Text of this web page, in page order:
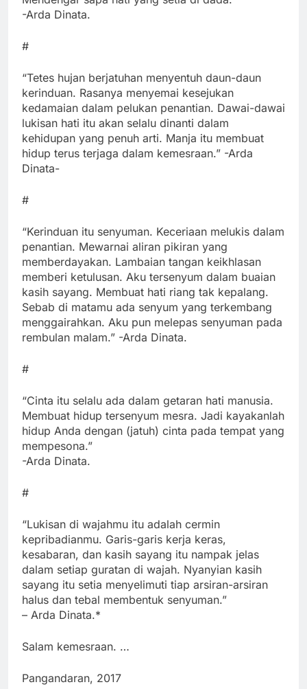
-Arda Dinata.
#
“Tetes hujan berjatuhan menyentuh daun-daun
kerinduan. Rasanya menyemai kesejukan
kedamaian dalam pelukan penantian. Dawai-dawai
lukisan hati itu akan selalu dinanti dalam
kehidupan yang penuh arti. Manja itu membuat
hidup terus terjaga dalam kemesraan.” -Arda
Dinata-
#
“Kerinduan itu senyuman. Keceriaan melukis dalam
penantian. Mewarnai aliran pikiran yang
memberdayakan. Lambaian tangan keikhlasan
memberi ketulusan. Aku tersenyum dalam buaian
kasih sayang. Membuat hati riang tak kepalang.
Sebab di matamu ada senyum yang terkembang
menggairahkan. Aku pun melepas senyuman pada
rembulan malam.” -Arda Dinata.
#
“Cinta itu selalu ada dalam getaran hati manusia.
Membuat hidup tersenyum mesra. Jadi kayakanlah
hidup Anda dengan (jatuh) cinta pada tempat yang
mempesona.”
-Arda Dinata.
#
“Lukisan di wajahmu itu adalah cermin
kepribadianmu. Garis-garis kerja keras,
kesabaran, dan kasih sayang itu nampak jelas
dalam setiap guratan di wajah. Nyanyian kasih
sayang itu setia menyelimuti tiap arsiran-arsiran
halus dan tebal membentuk senyuman.”
– Arda Dinata.*
Salam kemesraan. …
Pangandaran, 2017